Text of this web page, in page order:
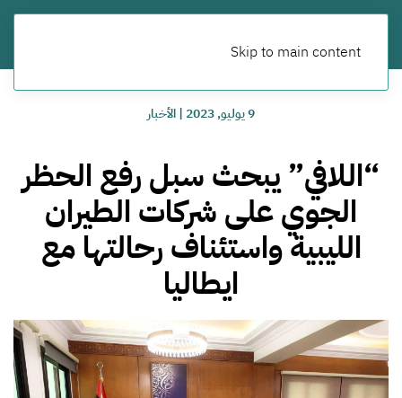
Skip to main content
9 يوليو, 2023 |الأخبار
“اللافي” يبحث سبل رفع الحظر
الجوي على شركات الطيران
الليبية واستئناف رحالتها مع
ايطاليا